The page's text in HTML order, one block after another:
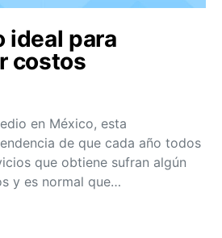
ideal para
costos
en México, esta
de que cada año todos
que obtiene sufran algún
y es normal que…